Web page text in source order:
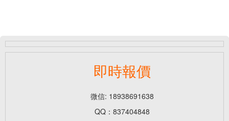
即時報價
微信: 18938691638
QQ：837404848